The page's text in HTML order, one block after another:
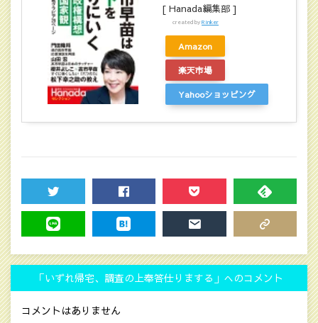
[ Hanada編集部 ]
created byRinker
Amazon
楽天市場
Yahooショッピング
TWEET SHARE POCKET FEEDLY
「いずれ帰宅、調査の上奉答仕りまする」へのコメント
コメントはありません